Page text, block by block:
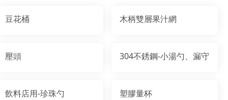
豆花桶 木柄雙層果汁網
壓頭 304不銹鋼-小湯勺、漏守
飲料店用-珍珠勺 塑膠量杯